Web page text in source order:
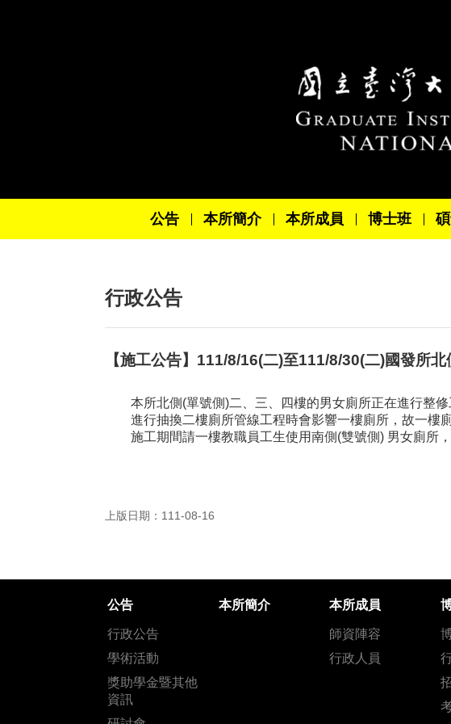
公告 本所簡介 本所成員 博士班
行政公告
【施工公告】111/8/16(二)至111/8/30(二)國發所
本所北側(單號側)二、三、四樓的男女廁所正在進行整
進行抽換二樓廁所管線工程時會影響一樓廁所，故一樓
施工期間請一樓教職員工生使用南側(雙號側) 男女廁所
上版日期：111-08-16
公告
行政公告
學術活動
獎助學金暨其他
資訊
本所簡介 本所成員
師資陣容
行政人員